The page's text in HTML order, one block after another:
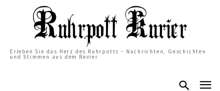
Erleben Sie das Herz des Ruhrpotts – Nachrichten, Geschichten
und Stimmen aus dem Revier